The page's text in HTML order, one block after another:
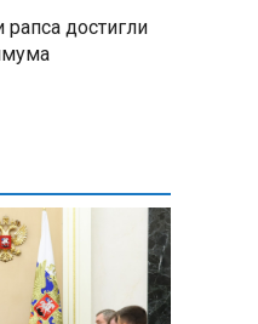
и
обсудил с
РФ: «Искандер»
с техникой
достигли